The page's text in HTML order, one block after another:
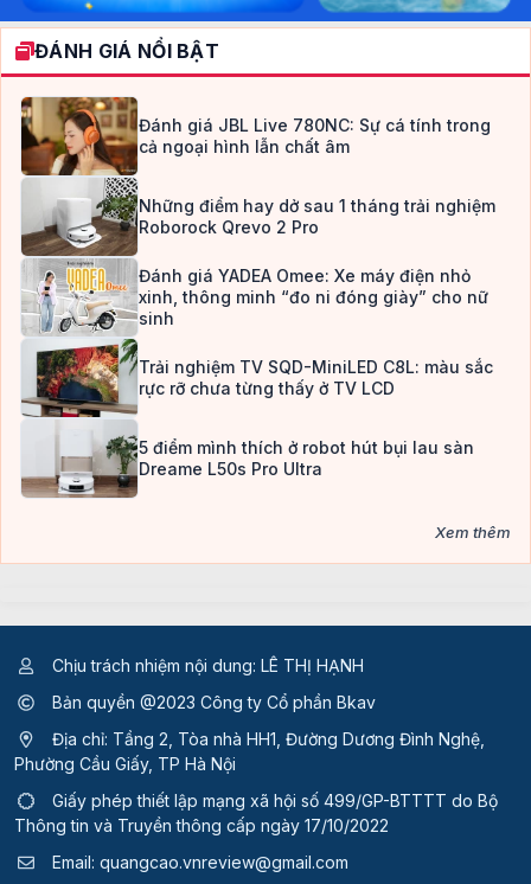
ĐÁNH GIÁ NỔI BẬT
Đánh giá JBL Live 780NC: Sự cá tính trong
cả ngoại hình lẫn chất âm
Những điểm hay dở sau 1 tháng trải nghiệm
Roborock Qrevo 2 Pro
Đánh giá YADEA Omee: Xe máy điện nhỏ
xinh, thông minh “đo ni đóng giày” cho nữ
sinh
Trải nghiệm TV SQD-MiniLED C8L: màu sắc
rực rỡ chưa từng thấy ở TV LCD
5 điểm mình thích ở robot hút bụi lau sàn
Dreame L50s Pro Ultra
Xem thêm
Chịu trách nhiệm nội dung: LÊ THỊ HẠNH
Bản quyền @2023 Công ty Cổ phần Bkav
Địa chỉ: Tầng 2, Tòa nhà HH1, Đường Dương Đình Nghệ,
Phường Cầu Giấy, TP Hà Nội
Giấy phép thiết lập mạng xã hội số 499/GP-BTTTT do Bộ
Thông tin và Truyền thông cấp ngày 17/10/2022
Email: quangcao.vnreview@gmail.com